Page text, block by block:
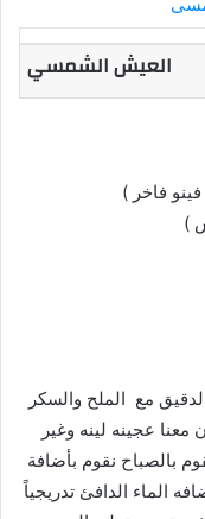
العيش الشمسي
)
مع الملح والسكر
معنا عجينه لينه وغير
بالصباح نقوم بأضافة
الماء الدافئ تدريجياً